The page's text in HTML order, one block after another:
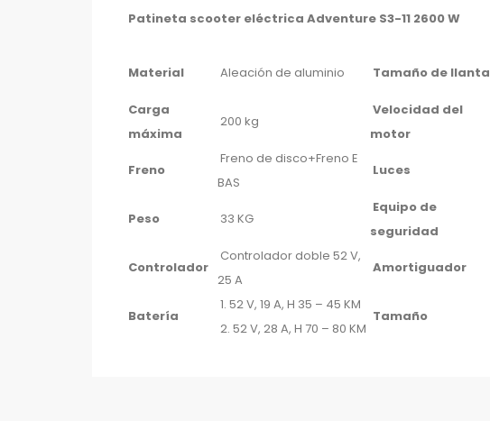
Patineta scooter eléctrica Adventure S3-11 2600 W
Material Aleación de aluminio Tamaño de llanta
Carga
máxima
200 kg
Velocidad del
motor
Freno
Freno de disco+Freno E
BAS
Luces
Peso 33 KG
Equipo de
seguridad
Controlador
Controlador doble 52 V,
25 A
Amortiguador
Batería
1. 52 V, 19 A, H 35 – 45 KM
2. 52 V, 28 A, H 70 – 80 KM
Tamaño